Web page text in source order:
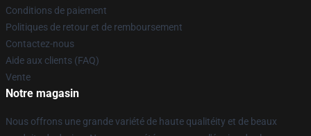
Conditions de paiement
Politiques de retour et de remboursement
Contactez-nous
Aide aux clients (FAQ)
Vente
Notre magasin
Nous offrons une grande variété de haute qualitéity et de beaux